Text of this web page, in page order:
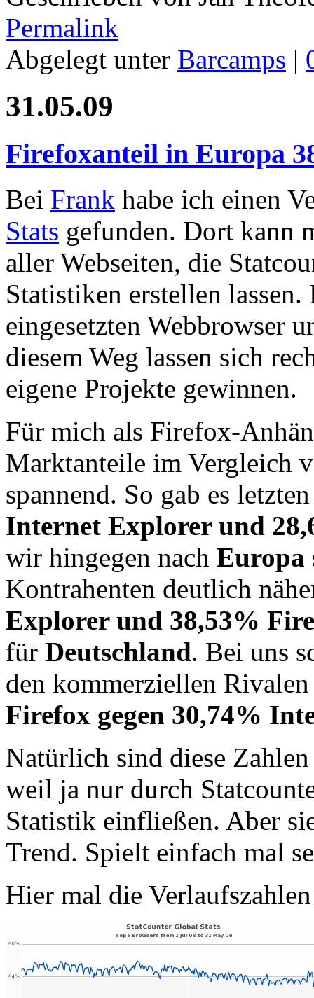
Permalink
Abgelegt unter Barcamps |
31.05.09
Firefoxanteil in Europa
Bei Frank habe ich einen
Stats gefunden. Dort kann
aller Webseiten, die
Statistiken erstellen
eingesetzten Webbrowser
diesem Weg lassen sich
eigene Projekte gewinnen.
Für mich als Firefox-
Marktanteile im Vergleich
spannend. So gab es
Internet Explorer und
wir hingegen nach Europa
Kontrahenten deutlich
Explorer und 38,53%
für Deutschland. Bei uns
den kommerziellen
Firefox gegen 30,74%
Natürlich sind diese
weil ja nur durch
Statistik einfließen. Aber
Trend. Spielt einfach mal
Hier mal die